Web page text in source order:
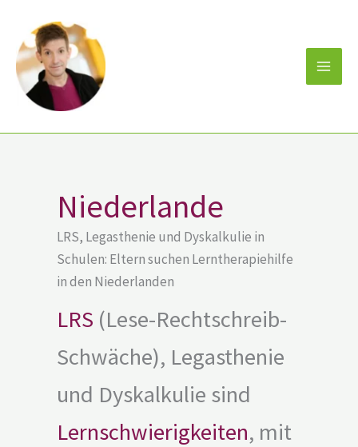
Inhalt
springen
Niederlande
LRS, Legasthenie und Dyskalkulie in
Schulen: Eltern suchen Lerntherapiehilfe
in den Niederlanden
LRS (Lese-Rechtschreib-
Schwäche), Legasthenie
und Dyskalkulie sind
Lernschwierigkeiten, mit